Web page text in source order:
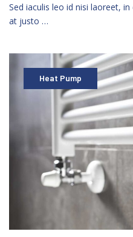
Sed iaculis leo id nisi laoreet,
at justo …
Heat Pump